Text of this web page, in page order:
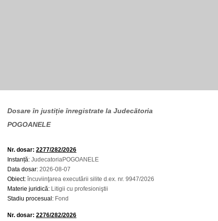
Dosare în justiție înregistrate la Judecătoria
POGOANELE
Nr. dosar: 2277/282/2026
Instanță: JudecatoriaPOGOANELE
Data dosar: 2026-08-07
Obiect: încuviinţarea executării silite d.ex. nr. 9947/2026
Materie juridică: Litigii cu profesioniştii
Stadiu procesual: Fond
Nr. dosar: 2276/282/2026